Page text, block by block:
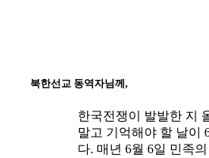
북한선교 동역자님께,
한국전쟁이 발발한 지
말고 기억해야 할 날이
다. 매년 6월 6일 민족